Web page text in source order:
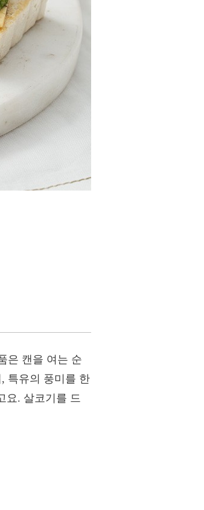
은 캔을 여는 순
특유의 풍미를 한
요. 살코기를 드